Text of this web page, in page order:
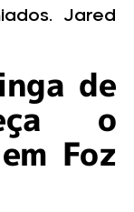
Jared
de
o
Foz